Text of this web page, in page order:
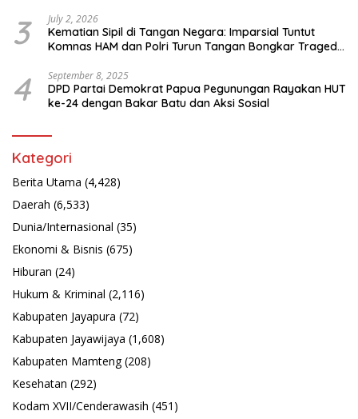
3 July 2, 2026
Kematian Sipil di Tangan Negara: Imparsial Tuntut
Komnas HAM dan Polri Turun Tangan Bongkar Tragedi
4 September 8, 2025
DPD Partai Demokrat Papua Pegunungan Rayakan HUT
ke-24 dengan Bakar Batu dan Aksi Sosial
Kategori
Berita Utama (4,428)
Daerah (6,533)
Dunia/Internasional (35)
Ekonomi & Bisnis (675)
Hiburan (24)
Hukum & Kriminal (2,116)
Kabupaten Jayapura (72)
Kabupaten Jayawijaya (1,608)
Kabupaten Mamteng(208)
Kesehatan (292)
Kodam XVII/Cenderawasih (451)